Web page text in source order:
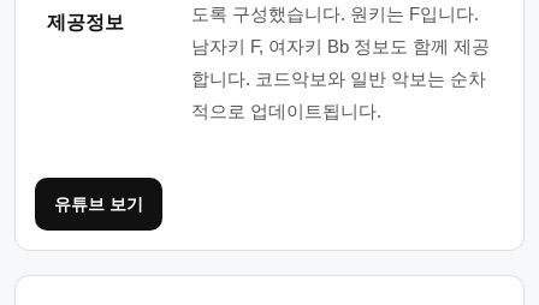
제공정보
도록 구성했습니다. 원키는 F입니다.
남자키 F, 여자키 Bb 정보도 함께 제공
합니다. 코드악보와 일반 악보는 순차
적으로 업데이트됩니다.
유튜브 보기